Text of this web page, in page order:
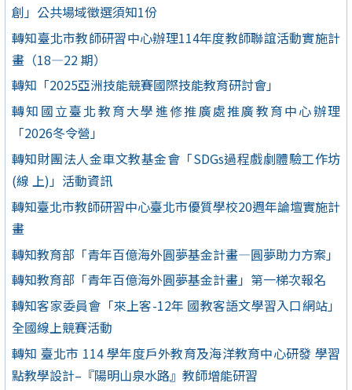
創」公共場域徵選須知1份
轉知臺北市教師研習中心辦理114年度教師聯誼活動實施計
畫（18—22 期）
轉知「2025亞洲技能競賽國際技能教育研討會」
轉知國立臺北教育大學進修推廣處推廣教育中心辦理
「2026冬令營」
轉知財團法人金車文教基金會「SDGs過程戲劇體驗工作坊
(線 上)」活動資訊
轉知臺北市教師研習中心臺北市優質學校20週年論壇實施計
畫
轉知教育部「青年百億海外圓夢基金計畫—圓夢助力方案」
轉知教育部「青年百億海外圓夢基金計畫」第一梯次報名
轉知客家委員會「來上客-12年 國教客語文學習入口網站」
全國線上競賽活動
轉知 臺北市 114 學年度戶外教育及海洋教育中心研發 學習
點教學設計–『陽明山泉水路』教師增能研習